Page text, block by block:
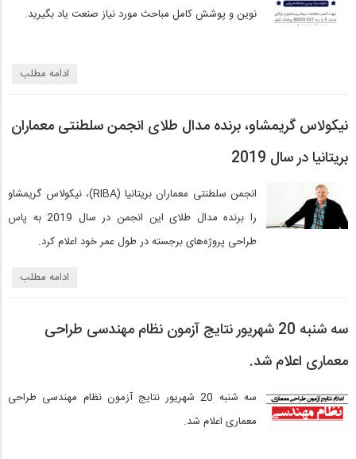
نوین و پوشش کامل مباحث مورد نیاز صنعت یاد بگیرید‌.
ادامه مطلب
نیکولاس گریمشاو، برنده مدال طلای انجمن سلطنتی معماران
بریتانیا در سال 2019
انجمن سلطنتی معماران بریتانیا (RIBA)، نیکولاس گریمشاو
را برنده مدال طلای این انجمن در سال 2019 به پاس
طراحی پروژه‌های برجسته در طول عمر خود اعلام کرد.
ادامه مطلب
سه شنبه 20 شهریور نتایج آزمون نظام مهندسی طراحی
معماری اعلام شد.
سه شنبه 20 شهریور نتایج آزمون نظام مهندسی طراحی
معماری اعلام شد.